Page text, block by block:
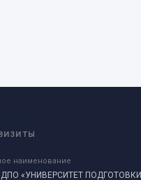
наименование
«УНИВЕРСИТЕТ ПОДГОТОВКИ